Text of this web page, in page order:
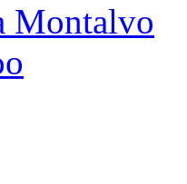
Montalvo